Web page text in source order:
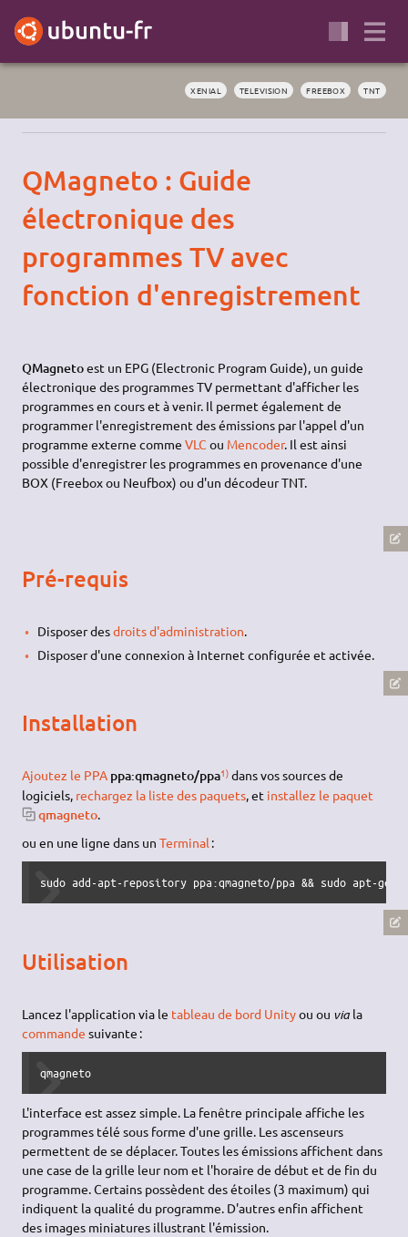
XENIAL TELEVISION FREEBOX TNT
QMagneto : Guide
électronique des
programmes TV avec
fonction d'enregistrement
QMagnetoest un EPG (Electronic Program Guide), un guide
électronique des programmes TV permettant d'afficher les
programmes en cours et à venir. Il permet également de
programmer l'enregistrement des émissions par l'appel d'un
programme externe commeVLC ou Mencoder. Il est ainsi
possible d'enregistrer les programmes en provenance d'une
BOX (Freebox ou Neufbox) ou d'un décodeur TNT.
Pré-requis
Disposer desdroits d'administration
Disposer d'une connexion à Internet configurée et activée.
Installation
Ajoutez le PPA ppa:qmagneto/ppa1) dans vos sources de
logiciels, rechargez la liste des paquets, et installez le paquet
qmagneto.
ou en une ligne dans unTerminal :
sudo add-apt-repository ppa:qmagneto/ppa && sudo apt-
Utilisation
Lancez l'application via le tableau de bord Unityou ou via la
commande suivante :
qmagneto
L'interface est assez simple. La fenêtre principale affiche les
programmes télé sous forme d'une grille. Les ascenseurs
permettent de se déplacer. Toutes les émissions affichent dans
une case de la grille leur nom et l'horaire de début et de fin du
programme. Certains possèdent des étoiles (3 maximum) qui
indiquent la qualité du programme. D'autres enfin affichent
des images miniatures illustrant l'émission.